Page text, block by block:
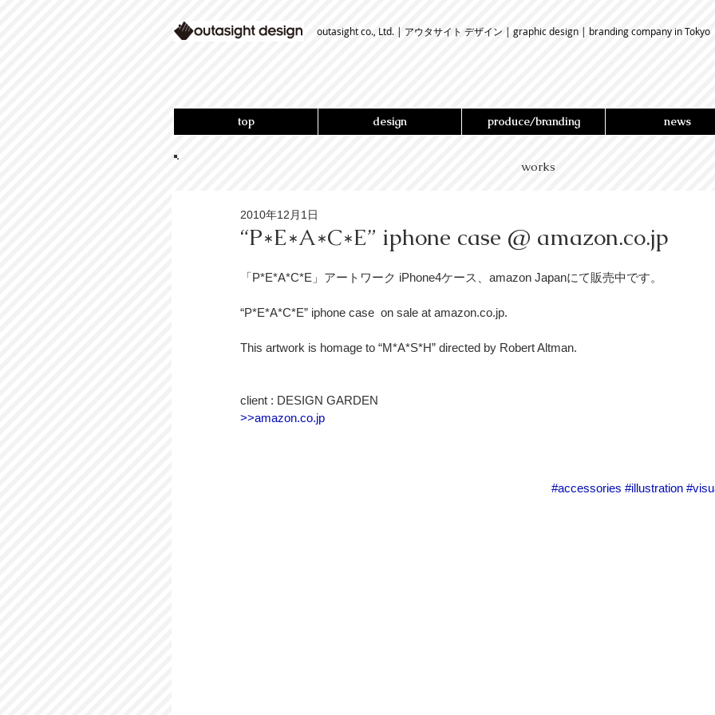
outasight co., Ltd. | アウタサイト デザイン | graphic design | branding company in Tokyo
top design produce/branding news
works
“P*E*A*C*E” iphone case @ amazon.co.jp
2010年12月1日
「P*E*A*C*E」アートワーク iPhone4ケース、amazon Japanにて販売中です。
“P*E*A*C*E” iphone case  on sale at amazon.co.jp.
This artwork is homage to “M*A*S*H” directed by Robert Altman.
client : DESIGN GARDEN
>>amazon.co.jp
#accessories #illustration